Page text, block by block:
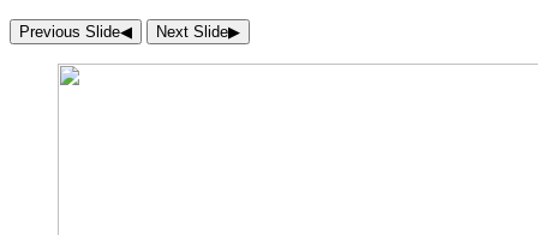
Previous Slide◀︎ Next Slide▶︎